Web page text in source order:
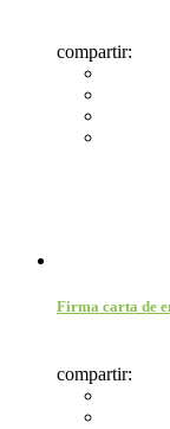
compartir:
Firma carta de
compartir: